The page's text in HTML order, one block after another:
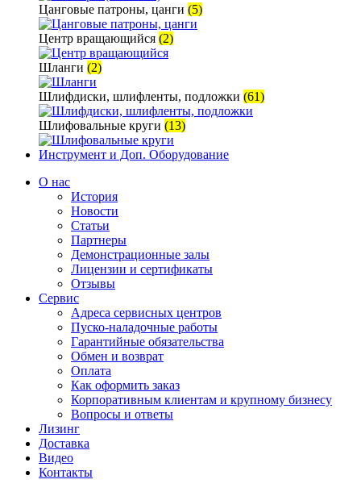
Цанговые патроны, цанги (5)
Центр вращающийся (2)
Шланги (2)
Шлифдиски, шлифленты, подложки (61)
Шлифовальные круги (13)
Инструмент и Доп. Оборудование
О нас
История
Новости
Статьи
Партнеры
Демонстрационные залы
Лицензии и сертификаты
Отзывы
Сервис
Адреса сервисных центров
Пуско-наладочные работы
Гарантийные обязательства
Обмен и возврат
Оплата
Как оформить заказ
Корпоративным клиентам и крупному бизнесу
Вопросы и ответы
Лизинг
Доставка
Видео
Контакты